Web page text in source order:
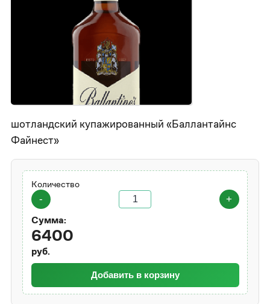
шотландский купажированный «Баллантайнс
Файнест»
Количество
-
+
Сумма:
6400
руб.
Добавить в корзину